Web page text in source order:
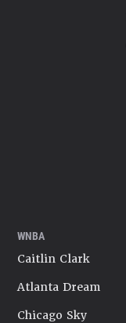
WNBA
Caitlin Clark
Atlanta Dream
Chicago Sky